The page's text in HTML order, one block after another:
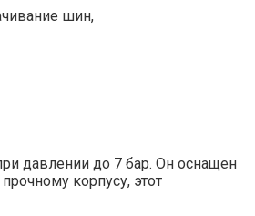
шин,
давлении до 7 бар. Он оснащен
корпусу, этот